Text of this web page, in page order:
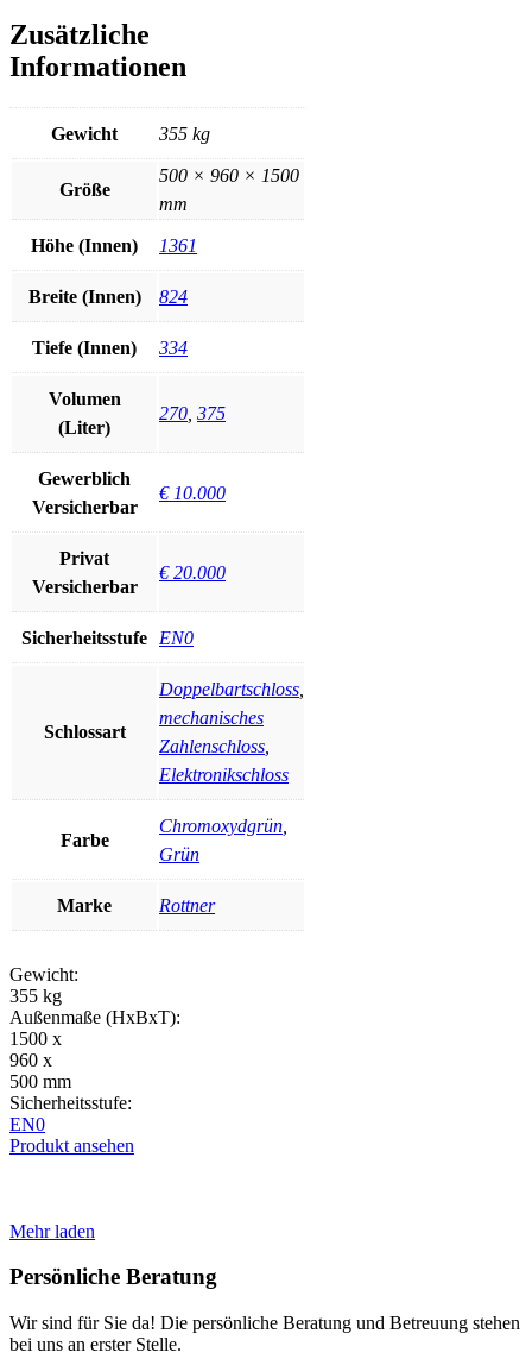
Zusätzliche
Informationen
Gewicht 355 kg
Größe
500 × 960 × 1500
mm
Höhe (Innen) 1361
Breite (Innen) 824
Tiefe (Innen) 334
Volumen
(Liter)
270 375
Gewerblich
Versicherbar
€ 10.000
Privat
Versicherbar
€ 20.000
Sicherheitsstufe EN0
Schlossart
Doppelbartschloss
mechanisches
Zahlenschloss
Elektronikschloss
Farbe
Chromoxydgrün
Grün
Marke Rottner
Gewicht:
355 kg
Außenmaße (HxBxT):
1500 x
960 x
500 mm
Sicherheitsstufe:
EN0
Produkt ansehen
Mehr laden
Persönliche Beratung
Wir sind für Sie da! Die persönliche Beratung und Betreuung stehen
bei uns an erster Stelle.